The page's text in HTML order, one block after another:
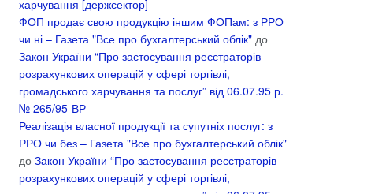
харчування [держсектор]
ФОП продає свою продукцію іншим ФОПам: з РРО
чи ні – Газета "Все про бухгалтерський облік" до
Закон України “Про застосування реєстраторів
розрахункових операцій у сфері торгівлі,
громадського харчування та послуг” від 06.07.95 р.
№ 265/95-ВР
Реалізація власної продукції та супутніх послуг: з
РРО чи без – Газета "Все про бухгалтерський облік"
до Закон України “Про застосування реєстраторів
розрахункових операцій у сфері торгівлі,